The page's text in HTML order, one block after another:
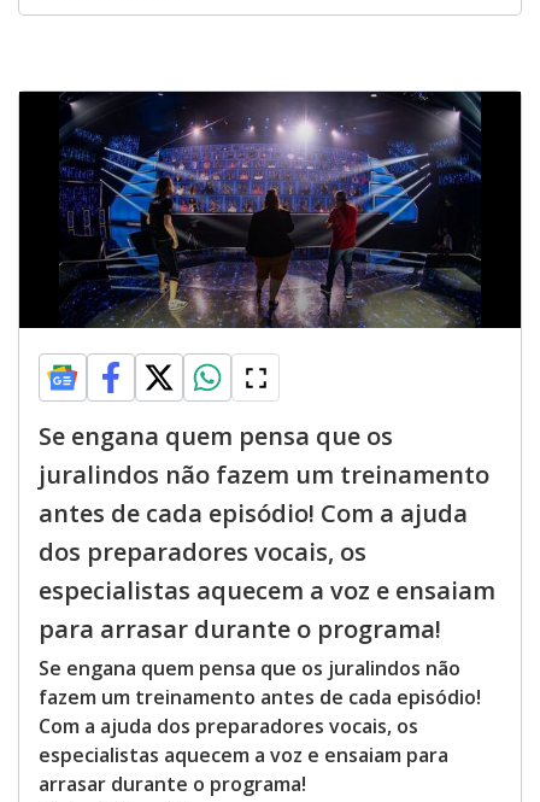
Se engana quem pensa que os
juralindos não fazem um treinamento
antes de cada episódio! Com a ajuda
dos preparadores vocais, os
especialistas aquecem a voz e ensaiam
para arrasar durante o programa!
Se engana quem pensa que os juralindos não
fazem um treinamento antes de cada episódio!
Com a ajuda dos preparadores vocais, os
especialistas aquecem a voz e ensaiam para
arrasar durante o programa!